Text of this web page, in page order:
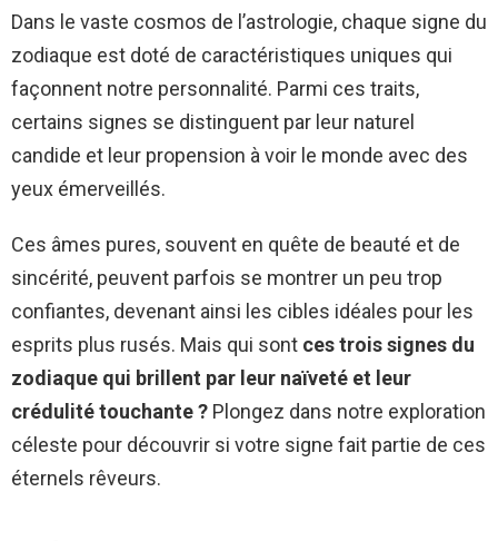
Dans le vaste cosmos de l’astrologie, chaque signe du
zodiaque est doté de caractéristiques uniques qui
façonnent notre personnalité. Parmi ces traits,
certains signes se distinguent par leur naturel
candide et leur propension à voir le monde avec des
yeux émerveillés.
Ces âmes pures, souvent en quête de beauté et de
sincérité, peuvent parfois se montrer un peu trop
confiantes, devenant ainsi les cibles idéales pour les
esprits plus rusés. Mais qui sont ces trois signes du
zodiaque qui brillent par leur naïveté et leur
crédulité touchante ? Plongez dans notre exploration
céleste pour découvrir si votre signe fait partie de ces
éternels rêveurs.